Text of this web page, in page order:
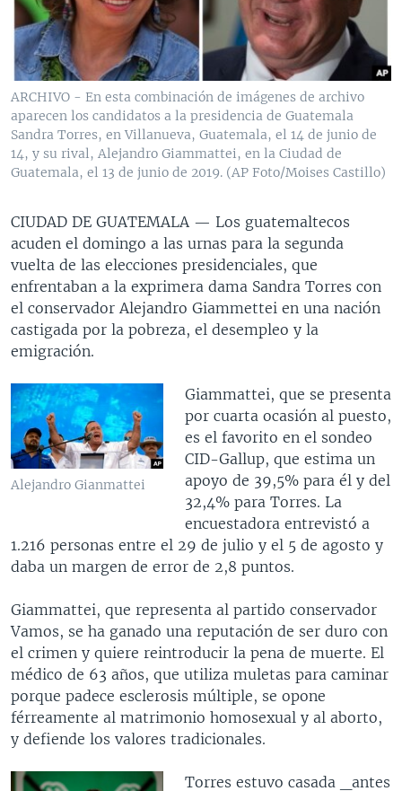
VENEZUELA
BRASIL
NICARAGUA
ECONOMÍA
ENTRETENIMIENTO Y CULTURA
TECNOLOGÍA
DEPORTES
CIENCIA Y SALUD
MULTIMEDIA
VIDEOS
FOTOGRAFÍA
AUDIOS
PROGRAMAS TV
EL MUNDO AL DÍA
FORO INTERAMERICANO
VISIÓN 360
LAS CLAVES
RADIO
AVANCE INFORMATIVO
AUDIONOTICIAS
BUENOS DÍAS AMÉRICA
EL MUNDO AL DÍA [RADIO]
FORO [RADIO]
DEPORTIVO INTERNACIONAL
NOTA ECONÓMICA
DIRECT
DOCUMENTALES DE LA VOA
SÍGANOS
Idiomas
ARCHIVO - En esta combinación de imágenes de archivo
aparecen los candidatos a la presidencia de Guatemala
Sandra Torres, en Villanueva, Guatemala, el 14 de junio de
14, y su rival, Alejandro Giammattei, en la Ciudad de
Guatemala, el 13 de junio de 2019. (AP Foto/Moises Castillo)
CIUDAD DE GUATEMALA — Los guatemaltecos
acuden el domingo a las urnas para la segunda
vuelta de las elecciones presidenciales, que
enfrentaban a la exprimera dama Sandra Torres con
el conservador Alejandro Giammettei en una nación
castigada por la pobreza, el desempleo y la
emigración.
Alejandro Gianmattei
Giammattei, que se presenta
por cuarta ocasión al puesto,
es el favorito en el sondeo
CID-Gallup, que estima un
apoyo de 39,5% para él y del
32,4% para Torres. La
encuestadora entrevistó a
1.216 personas entre el 29 de julio y el 5 de agosto y
daba un margen de error de 2,8 puntos.
Giammattei, que representa al partido conservador
Vamos, se ha ganado una reputación de ser duro con
el crimen y quiere reintroducir la pena de muerte. El
médico de 63 años, que utiliza muletas para caminar
porque padece esclerosis múltiple, se opone
férreamente al matrimonio homosexual y al aborto,
y defiende los valores tradicionales.
Torres estuvo casada _antes